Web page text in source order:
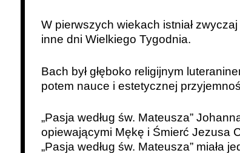
W pierwszych wiekach istniał
inne dni Wielkiego Tygodnia.
Bach był głęboko religijnym
potem nauce i estetycznej
„Pasja według św. Mateusza”
opiewającymi Mękę i Śmierć Jezusa
„Pasja według św. Mateusza”